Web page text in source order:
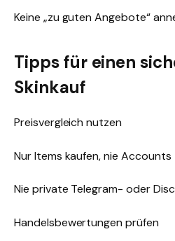
Keine „zu guten Angebote“
Tipps für einen
Skinkauf
Preisvergleich nutzen
Nur Items kaufen, nie Accounts
Nie private Telegram- oder
Handelsbewertungen prüfen